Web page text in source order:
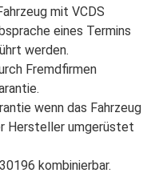
mit VCDS
eines Termins
werden.
Fremdfirmen
wenn das Fahrzeug
Hersteller umgerüstet
kombinierbar.